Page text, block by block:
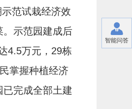
范试栽经济效
。示范园建成后
4.5万元，29栋
掌握种植经济
完成全部土建
智能问答